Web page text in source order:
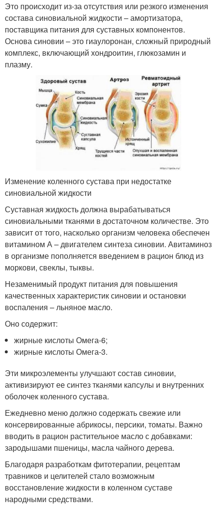
Это происходит из-за отсутствия или резкого изменения
состава синовиальной жидкости – амортизатора,
поставщика питания для суставных компонентов.
Основа синовии – это гиаулоронан, сложный природный
комплекс, включающий хондроитин, глюкозамин и
плазму.
Изменение коленного сустава при недостатке
синовиальной жидкости
Суставная жидкость должна вырабатываться
синовиальными тканями в достаточном количестве. Это
зависит от того, насколько организм человека обеспечен
витамином А – двигателем синтеза синовии. Авитаминоз
в организме пополняется введением в рацион блюд из
моркови, свеклы, тыквы.
Незаменимый продукт питания для повышения
качественных характеристик синовии и остановки
воспаления – льняное масло.
Оно содержит:
жирные кислоты Омега-6;
жирные кислоты Омега-3.
Эти микроэлементы улучшают состав синовии,
активизируют ее синтез тканями капсулы и внутренних
оболочек коленного сустава.
Ежедневно меню должно содержать свежие или
консервированные абрикосы, персики, томаты. Важно
вводить в рацион растительное масло с добавками:
зародышами пшеницы, масла чайного дерева.
Благодаря разработкам фитотерапии, рецептам
травников и целителей стало возможным
восстановление жидкости в коленном суставе
народными средствами.